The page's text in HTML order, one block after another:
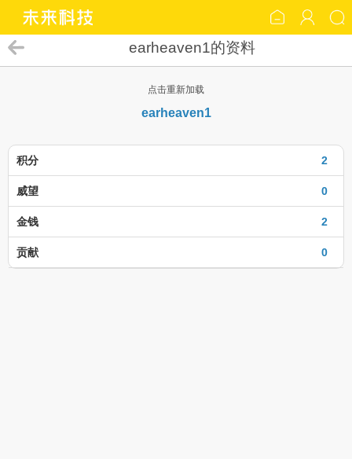
earheaven1的资料
点击重新加载
earheaven1
2
积分
0
威望
2
金钱
0
贡献